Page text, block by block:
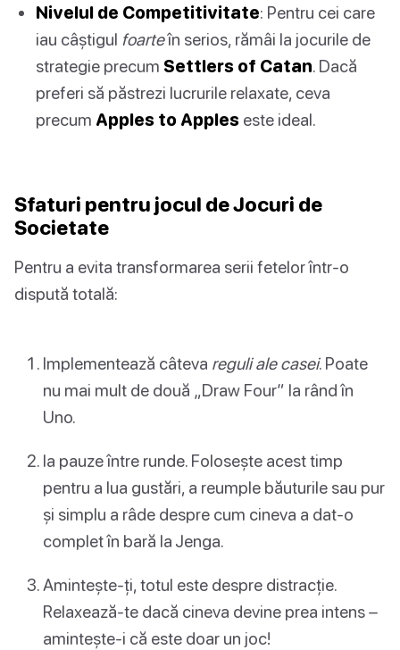
Nivelul de Competitivitate: Pentru cei care
iau câștigul foarteîn serios, rămâi la jocurile de
strategie precum Settlers of Catan. Dacă
preferi să păstrezi lucrurile relaxate, ceva
precum Apples to Apples este ideal.
Sfaturi pentru jocul de Jocuri de
Societate
Pentru a evita transformarea serii fetelor într-o
dispută totală:
Implementează câteva reguli ale casei. Poate
nu mai mult de două „Draw Four” la rând în
Uno.
Ia pauze între runde. Folosește acest timp
pentru a lua gustări, a reumple băuturile sau pur
și simplu a râde despre cum cineva a dat-o
complet în bară la Jenga.
Amintește-ți, totul este despre distracție.
Relaxează-te dacă cineva devine prea intens –
amintește-i că este doar un joc!